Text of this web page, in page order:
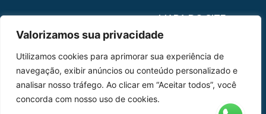
Valorizamos sua privacidade
Utilizamos cookies para aprimorar sua experiência de
navegação, exibir anúncios ou conteúdo personalizado e
analisar nosso tráfego. Ao clicar em “Aceitar todos”, você
concorda com nosso uso de cookies.
MAPA DO SITE
Home
Catálogo de Aplicações